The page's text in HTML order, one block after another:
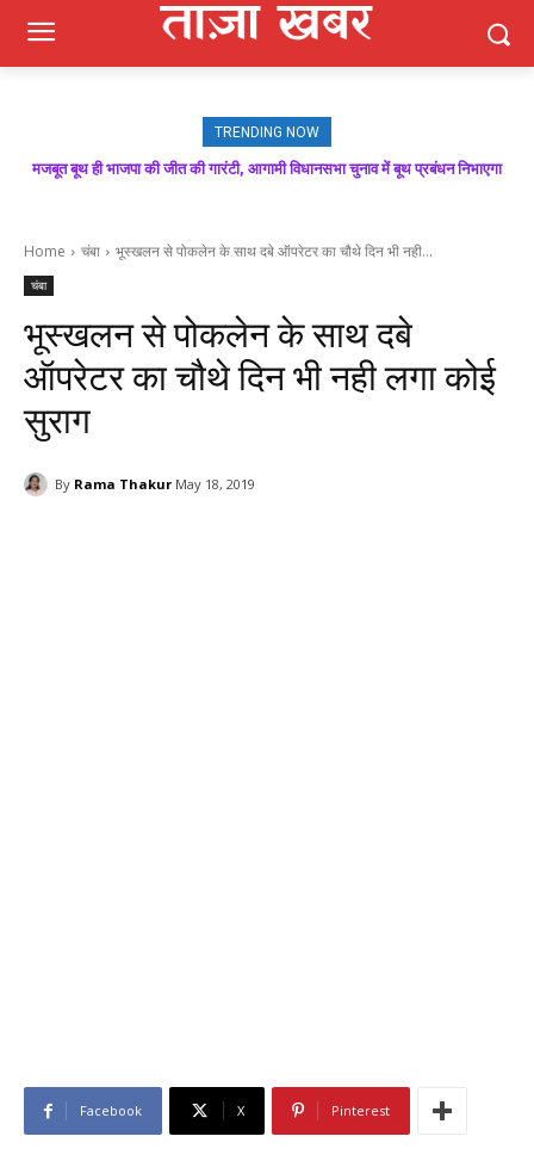
TRENDING NOW
मजबूत बूथ ही भाजपा की जीत की गारंटी, आगामी विधानसभा चुनाव में बूथ प्रबंधन निभाएगा
Home चंबा भूस्खलन से पोकलेन के साथ दबे ऑपरेटर का चौथे दिन भी नही...
चंबा
भूस्खलन से पोकलेन के साथ दबे
ऑपरेटर का चौथे दिन भी नही लगा कोई
सुराग
By Rama Thakur May 18, 2019
Facebook X Pinterest